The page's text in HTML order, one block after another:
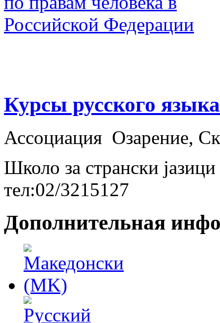
Курсы русского языка
Ассоциация Озарение,
Школо за странски
тел:02/3215127
Дополнительная